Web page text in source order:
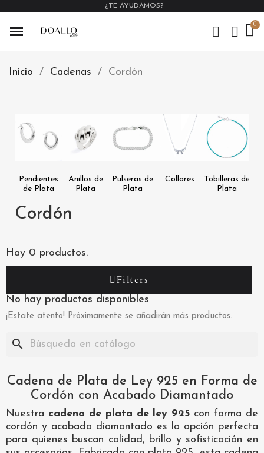
¿TE AYUDAMOS?
Inicio Cadenas Cordón
Pendientes
de Plata
Anillos de
Plata
Pulseras de
Plata
Collares
Tobilleras de
Plata
Cordón
Hay 0 productos.
Filters
No hay productos disponibles
¡Estate atento! Próximamente se añadirán más productos.
search
Cadena de Plata de Ley 925 en Forma de
Cordón con Acabado Diamantado
Nuestra cadena de plata de ley 925 con forma de
cordón y acabado diamantado es la opción perfecta
para quienes buscan calidad, brillo y sofisticación en